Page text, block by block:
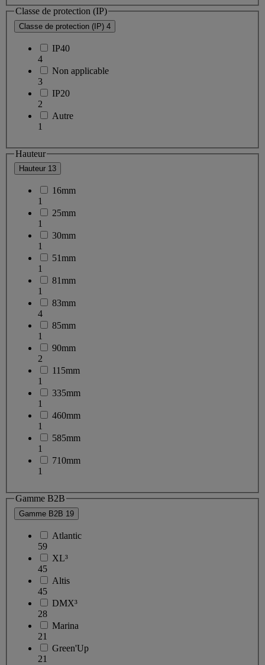
Classe de protection (IP)
Classe de protection (IP) 4
IP40
4
Non applicable
3
IP20
2
Autre
1
Hauteur
Hauteur 13
16mm
1
25mm
1
30mm
1
51mm
1
81mm
1
83mm
4
85mm
1
90mm
2
115mm
1
335mm
1
460mm
1
585mm
1
710mm
1
Gamme B2B
Gamme B2B 19
Atlantic
59
XL³
45
Altis
45
DMX³
28
Marina
21
Green'Up
21